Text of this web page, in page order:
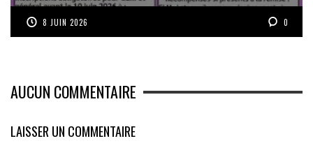
8 JUIN 2026 0
AUCUN COMMENTAIRE
LAISSER UN COMMENTAIRE